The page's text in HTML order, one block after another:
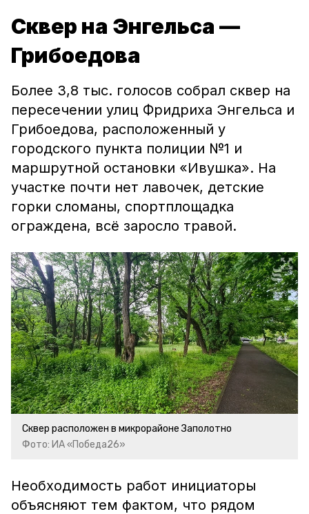
Сквер на Энгельса —
Грибоедова
Более 3,8 тыс. голосов собрал сквер на
пересечении улиц Фридриха Энгельса и
Грибоедова, расположенный у
городского пункта полиции №1 и
маршрутной остановки «Ивушка». На
участке почти нет лавочек, детские
горки сломаны, спортплощадка
ограждена, всё заросло травой.
Сквер расположен в микрорайоне Заполотно
Фото: ИА «Победа26»
Необходимость работ инициаторы
объясняют тем фактом, что рядом